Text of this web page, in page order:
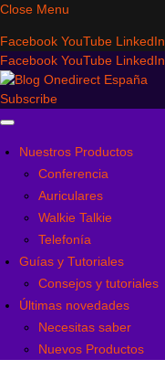
Close Menu
Facebook YouTube LinkedIn
Facebook YouTube LinkedIn
Subscribe
Nuestros Productos
Conferencia
Auriculares
Walkie Talkie
Telefonía
Guías y Tutoriales
Consejos y tutoriales
Últimas novedades
Necesitas saber
Nuevos Productos